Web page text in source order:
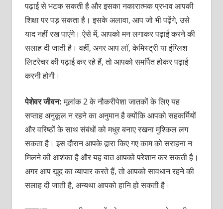
पढ़ाई से भटक सकती है और इसका नकारात्मक प्रभाव आपकी
शिक्षा पर पड़ सकता है। इसके अलावा, आप जो भी पढ़ेंगे, उसे
याद नहीं रख पाएंगे। ऐसे में, आपको मन लगाकर पढ़ाई करने की
सलाह दी जाती है। वहीं, अगर आप लॉ, केमिस्ट्री या इंग्लिश
लिटरेचर की पढ़ाई कर रहे हैं, तो आपको समर्पित होकर पढ़ाई
करनी होगी।
पेशेवर जीवन:मूलांक 2 के नौकरीपेशा जातकों के लिए यह
सप्ताह अनुकूल न रहने का अनुमान है क्योंकि आपको सहकर्मियों
और वरिष्ठों के साथ संबंधों को मधुर बनाए रखना मुश्किल लग
सकता है। इस दौरान आपके द्वारा किए गए काम को सराहना न
मिलने की आशंका है और यह बात आपको परेशान कर सकती है।
अगर आप खुद का व्यापार करते हैं, तो आपको सावधान रहने की
सलाह दी जाती है, अन्यथा आपको हानि हो सकती है।